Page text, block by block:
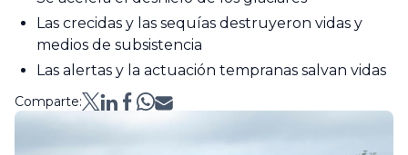
Las crecidas y las sequías destruyeron vidas y
medios de subsistencia
Las alertas y la actuación tempranas salvan vidas
Comparte: